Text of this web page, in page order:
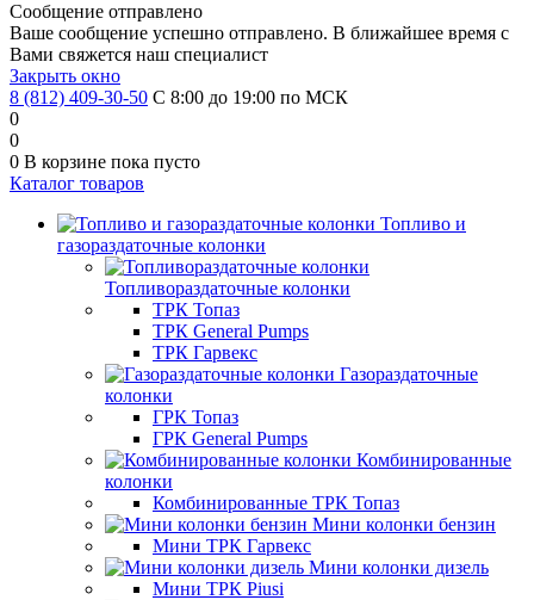
Сообщение отправлено
Ваше сообщение успешно отправлено. В ближайшее время с
Вами свяжется наш специалист
Закрыть окно
8 (812) 409-30-50 С 8:00 до 19:00 по МСК
0
0
0 В корзине пока пусто
Каталог товаров
Топливо и
газораздаточные колонки
Топливораздаточные колонки
ТРК Топаз
ТРК General Pumps
ТРК Гарвекс
Газораздаточные
колонки
ГРК Топаз
ГРК General Pumps
Комбинированные
колонки
Комбинированные ТРК Топаз
Мини колонки бензин
Мини ТРК Гарвекс
Мини колонки дизель
Мини ТРК Piusi